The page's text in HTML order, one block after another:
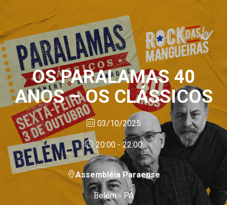
OS PARALAMAS 40
ANOS – OS CLÁSSICOS
03/10/2025
20:00 - 22:00
Assembléia Paraense
Belém - PA